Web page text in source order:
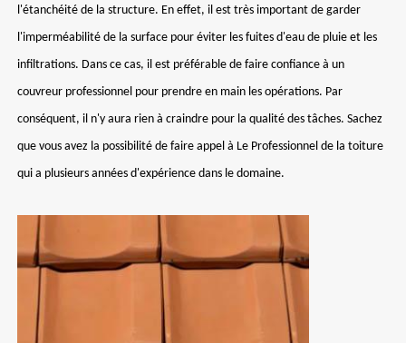
l'étanchéité de la structure. En effet, il est très important de garder
l'imperméabilité de la surface pour éviter les fuites d'eau de pluie et les
infiltrations. Dans ce cas, il est préférable de faire confiance à un
couvreur professionnel pour prendre en main les opérations. Par
conséquent, il n'y aura rien à craindre pour la qualité des tâches. Sachez
que vous avez la possibilité de faire appel à Le Professionnel de la toiture
qui a plusieurs années d'expérience dans le domaine.